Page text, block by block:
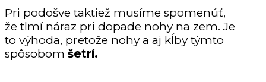
Pri podošve taktiež musíme spomenúť,
že tlmí náraz pri dopade nohy na zem. Je
to výhoda, pretože nohy a aj kĺby týmto
spôsobom šetrí.